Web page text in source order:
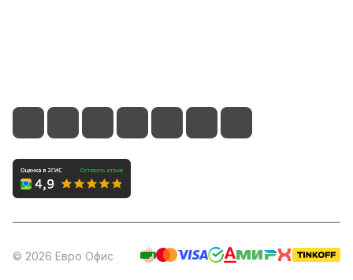
© 2026 Евро Офис